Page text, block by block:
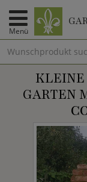
Menü
KLEINE
GARTEN